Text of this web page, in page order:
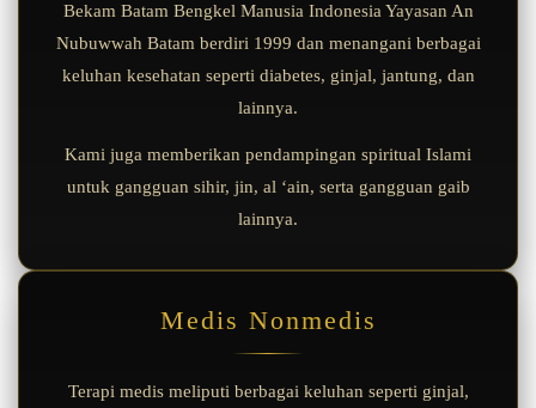
Bekam Batam Bengkel Manusia Indonesia Yayasan An
Nubuwwah Batam berdiri 1999 dan menangani berbagai
keluhan kesehatan seperti diabetes, ginjal, jantung, dan
lainnya.
Kami juga memberikan pendampingan spiritual Islami
untuk gangguan sihir, jin, al ‘ain, serta gangguan gaib
lainnya.
Medis Nonmedis
Terapi medis meliputi berbagai keluhan seperti ginjal,